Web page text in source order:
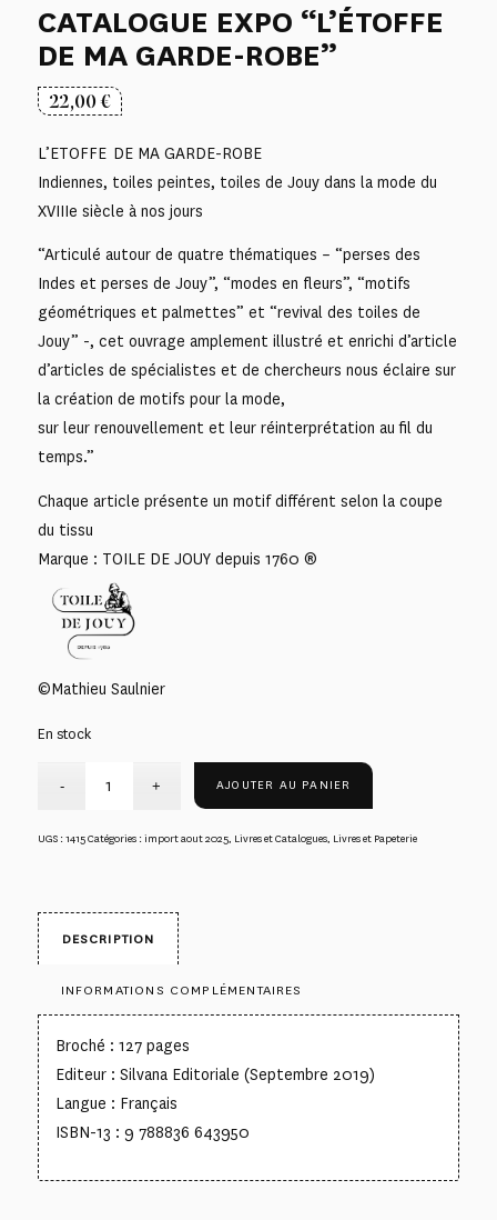
CATALOGUE EXPO “L’ÉTOFFE
DE MA GARDE-ROBE”
22,00€
L’ETOFFE DE MA GARDE-ROBE
Indiennes, toiles peintes, toiles de Jouy dans la mode du
XVIIIe siècle à nos jours
“Articulé autour de quatre thématiques – “perses des
Indes et perses de Jouy”, “modes en fleurs”, “motifs
géométriques et palmettes” et “revival des toiles de
Jouy” -, cet ouvrage amplement illustré et enrichi d’article
d’articles de spécialistes et de chercheurs nous éclaire sur
la création de motifs pour la mode,
sur leur renouvellement et leur réinterprétation au fil du
temps.”
Chaque article présente un motif différent selon la coupe
du tissu
Marque : TOILE DE JOUY depuis 1760 ®
©Mathieu Saulnier
En stock
AJOUTER AU PANIER
UGS :1415Catégories :import aout 2025, Livres et Catalogues, Livres et Papeterie
DESCRIPTION
INFORMATIONS COMPLÉMENTAIRES
Broché : 127 pages
Editeur : Silvana Editoriale (Septembre 2019)
Langue : Français
ISBN-13 : 9 788836 643950